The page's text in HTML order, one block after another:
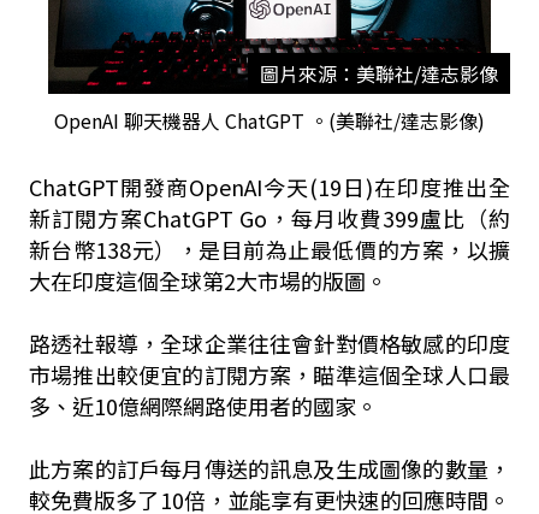
圖片來源：美聯社/達志影像
OpenAI 聊天機器人 ChatGPT 。(美聯社/達志影像)
ChatGPT開發商OpenAI今天(19日)在印度推出全
新訂閱方案ChatGPT Go，每月收費399盧比（約
新台幣138元），是目前為止最低價的方案，以擴
大在印度這個全球第2大市場的版圖。
路透社報導，全球企業往往會針對價格敏感的印度
市場推出較便宜的訂閱方案，瞄準這個全球人口最
多、近10億網際網路使用者的國家。
此方案的訂戶每月傳送的訊息及生成圖像的數量，
較免費版多了10倍，並能享有更快速的回應時間。